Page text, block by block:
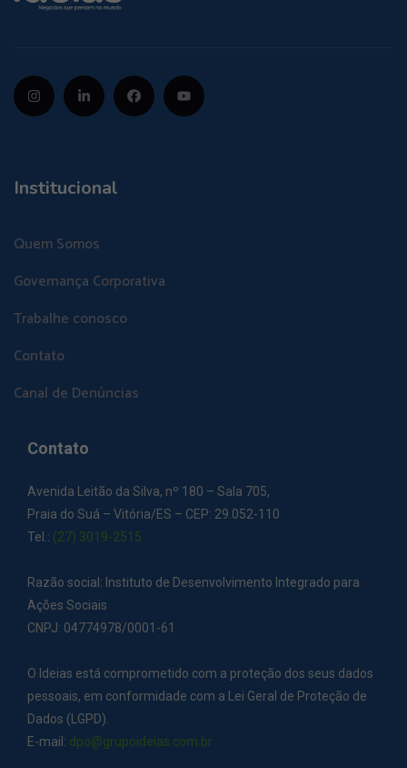
Institucional
Quem Somos
Governança Corporativa
Trabalhe conosco
Contato
Canal de Denúncias
Contato
Avenida Leitão da Silva, nº 180 – Sala 705,
Praia do Suá – Vitória/ES – CEP: 29.052-110
Tel.: (27) 3019-2515
Razão social: Instituto de Desenvolvimento Integrado para
Ações Sociais
CNPJ: 04774978/0001-61
O Ideias está comprometido com a proteção dos seus dados
pessoais, em conformidade com a Lei Geral de Proteção de
Dados (LGPD).
E-mail: dpo@grupoideias.com.br